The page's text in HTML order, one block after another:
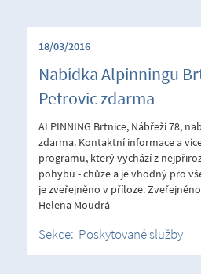
18/03/2016
Nabídka Alpinningu
Petrovic zdarma
ALPINNING Brtnice, Nábřeží 78,
zdarma. Kontaktní informace a
programu, který vychází z
pohybu - chůze a je vhodný pro
je zveřejněno v příloze.
Helena Moudrá
Sekce: Poskytované služby